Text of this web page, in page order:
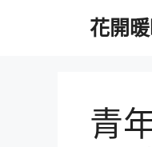
花開
青